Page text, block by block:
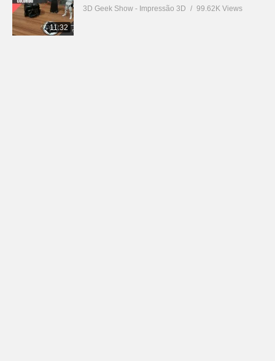
11:32
3D Geek Show - Impressão 3D 99.62K Views